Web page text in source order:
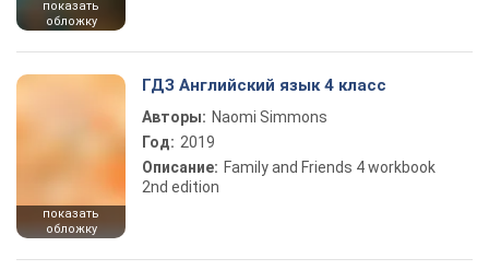
показать
обложку
показать
обложку
ГДЗ Английский язык 4 класс
Авторы: Naomi Simmons
Год: 2019
Описание: Family and Friends 4 workbook
2nd edition